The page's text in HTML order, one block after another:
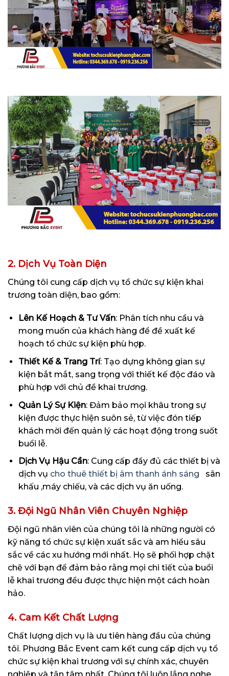
2. Dịch Vụ Toàn Diện
Chúng tôi cung cấp dịch vụ tổ chức sự kiện khai
trương toàn diện, bao gồm:
Lên Kế Hoạch & Tư Vấn: Phân tích nhu cầu và
mong muốn của khách hàng để đề xuất kế
hoạch tổ chức sự kiện phù hợp.
Thiết Kế & Trang Trí: Tạo dựng không gian sự
kiện bắt mắt, sang trọng với thiết kế độc đáo và
phù hợp với chủ đề khai trương.
Quản Lý Sự Kiện: Đảm bảo mọi khâu trong sự
kiện được thực hiện suôn sẻ, từ việc đón tiếp
khách mời đến quản lý các hoạt động trong suốt
buổi lễ.
Dịch Vụ Hậu Cần: Cung cấp đầy đủ các thiết bị và
dịch vụ cho thuê thiết bị âm thanh ánh sáng
sân
khấu ,máy chiếu, và các dịch vụ ăn uống.
3. Đội Ngũ Nhân Viên Chuyên Nghiệp
Đội ngũ nhân viên của chúng tôi là những người có
kỹ năng tổ chức sự kiện xuất sắc và am hiểu sâu
sắc về các xu hướng mới nhất. Họ sẽ phối hợp chặt
chẽ với bạn để đảm bảo rằng mọi chi tiết của buổi
lễ khai trương đều được thực hiện một cách hoàn
hảo.
4. Cam Kết Chất Lượng
Chất lượng dịch vụ là ưu tiên hàng đầu của chúng
tôi. Phương Bắc Event cam kết cung cấp dịch vụ tổ
chức sự kiện khai trương với sự chính xác, chuyên